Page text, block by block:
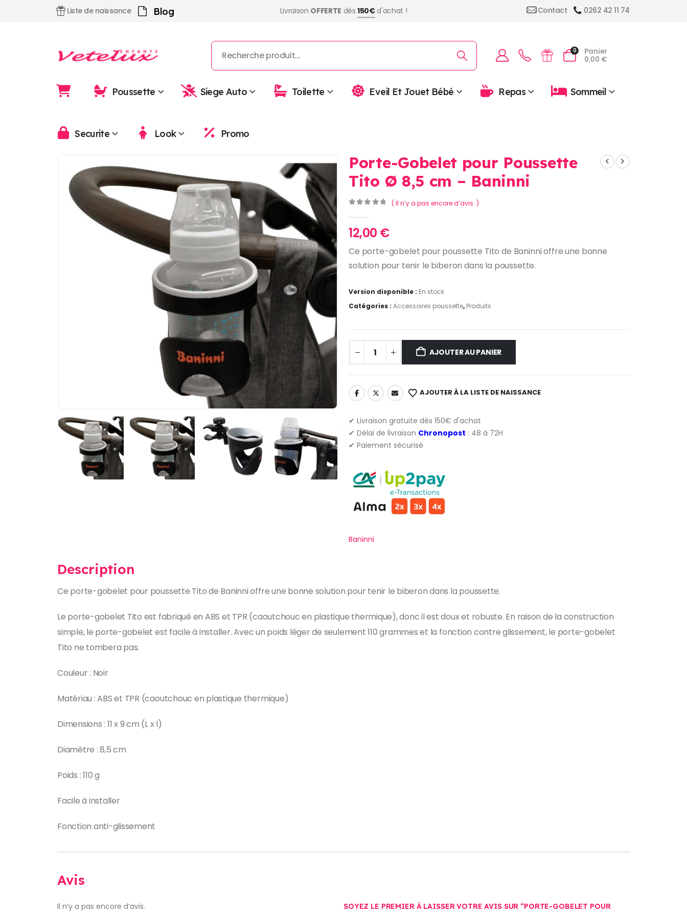
Liste de naissance Blog Livraison OFFERTE dès150€d'achat ! Contact 0262 42 11 74
0
Panier
0,00 €
Poussette Siege Auto Toilette Eveil Et Jouet Bébé Repas Sommeil
Securite Look Promo
Porte-Gobelet pour Poussette
Tito Ø 8,5 cm – Baninni
( Il n’y a pas encore d’avis. )
12,00 €
Ce porte-gobelet pour poussette Tito de Baninni offre une bonne
solution pour tenir le biberon dans la poussette.
Version disponible : En stock
Catégories : Accessoires poussette, Produits
AJOUTER AU PANIER
AJOUTER À LA LISTE DE NAISSANCE
✔ Livraison gratuite dès 150€ d'achat
✔ Délai de livraison Chronopost : 48 à 72H
✔ Paiement sécurisé
Baninni
Description
Ce porte-gobelet pour poussette Tito de Baninni offre une bonne solution pour tenir le biberon dans la poussette.
Le porte-gobelet Tito est fabriqué en ABS et TPR (caoutchouc en plastique thermique), donc il est doux et robuste. En raison de la construction
simple, le porte-gobelet est facile à installer. Avec un poids léger de seulement 110 grammes et la fonction contre glissement, le porte-gobelet
Tito ne tombera pas.
Couleur : Noir
Matériau : ABS et TPR (caoutchouc en plastique thermique)
Dimensions : 11 x 9 cm (L x l)
Diamètre : 8,5 cm
Poids : 110 g
Facile à installer
Fonction anti-glissement
Avis
Il n’y a pas encore d’avis.
SOYEZ LE PREMIER À LAISSER VOTRE AVIS SUR “PORTE-GOBELET POUR